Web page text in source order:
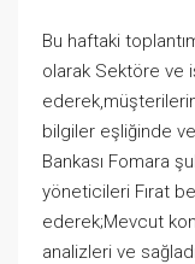
Bu haftaki
olarak Sektöre ve
bilgiler eşliğinde
Bankası Fomara
yöneticileri Fırat
ederek;Mevcut
analizleri ve